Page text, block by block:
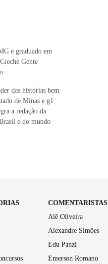
e graduado em
Gente
das histórias bem
de Minas e g1
a redação da
e do mundo
COMENTARISTAS
Alê Oliveira
Alexandre Simões
Edu Panzi
Emerson Romano